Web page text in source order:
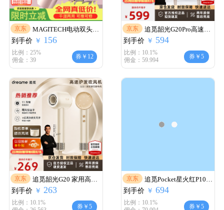
京东
MAGITECH电动双头剃
毛器私处男女士阴部手
毛脚毛唇毛全身剃毛刀
比基尼腋下刮毛器脱毛
配款 双刀头可水洗 剃净
不伤肤
到手价 ￥ 156
比例：25%
佣金：39
券￥12
京东
追觅韶光G20Pro高速吹
风机 家用恒温速干大功
率负离子吹风筒精华护
发电吹风机 心动礼物
到手价 ￥ 594
比例：10.1%
佣金：59.994
券￥5
京东
追觅韶光G20 家用高速
吹风机恒温速干不伤发
直筒负离子磁吸风嘴低
到手价 ￥ 263
比例：10.1%
券￥5
京东
追觅Pocket星火红P10
Spark吹风机高速家用央
妈推荐女士专用静音秒
到手价 ￥ 694
比例：10.1%
券￥5